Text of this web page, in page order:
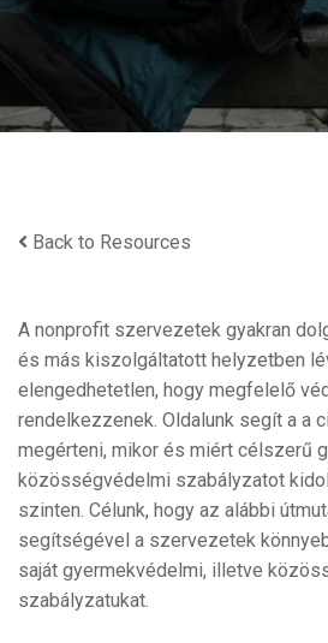
Back to Resources
A nonprofit szervezetek gyakran
és más kiszolgáltatott helyzetben
elengedhetetlen, hogy megfelelő
rendelkezzenek. Oldalunk segít a a
megérteni, mikor és miért célszerű
közösségvédelmi szabályzatot
szinten. Célunk, hogy az alábbi
segítségével a szervezetek
saját gyermekvédelmi, illetve
szabályzatukat.